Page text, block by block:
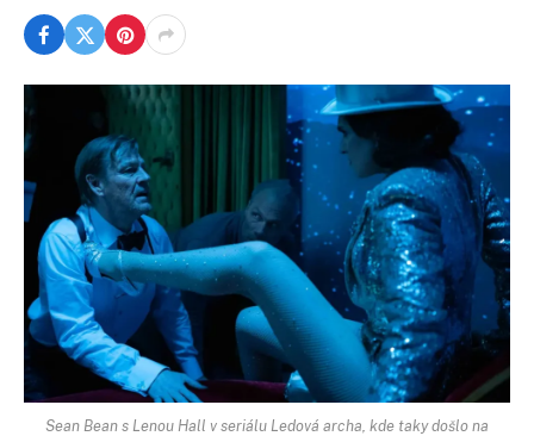
Sean Bean s Lenou Hall v seriálu Ledová archa, kde taky došlo na